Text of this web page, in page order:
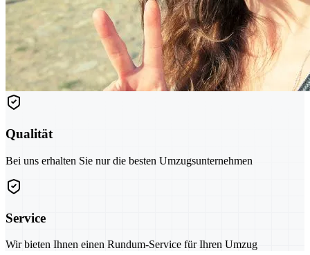
Qualität
Bei uns erhalten Sie nur die besten Umzugsunternehmen
Service
Wir bieten Ihnen einen Rundum-Service für Ihren Umzug